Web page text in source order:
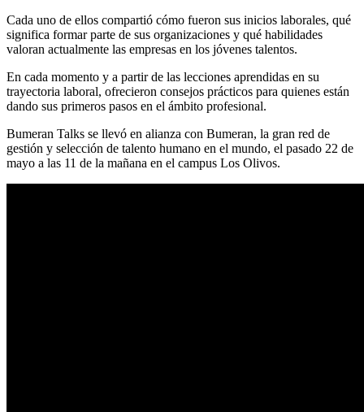
Cada uno de ellos compartió cómo fueron sus inicios laborales, qué
significa formar parte de sus organizaciones y qué habilidades
valoran actualmente las empresas en los jóvenes talentos.
En cada momento y a partir de las lecciones aprendidas en su
trayectoria laboral, ofrecieron consejos prácticos para quienes están
dando sus primeros pasos en el ámbito profesional.
Bumeran Talks se llevó en alianza con Bumeran, la gran red de
gestión y selección de talento humano en el mundo, el pasado 22 de
mayo a las 11 de la mañana en el campus Los Olivos.